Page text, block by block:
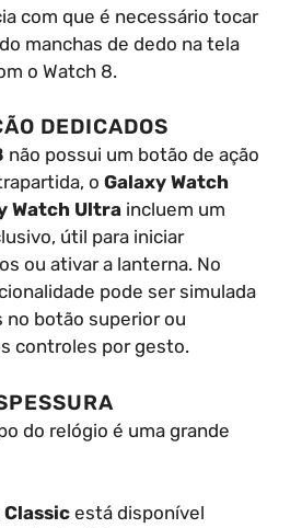
com que é necessário tocar
manchas de dedo na tela
o Watch 8.
DEDICADOS
não possui um botão de ação
o Galaxy Watch
Watch Ultra incluem um
útil para iniciar
ou ativar a lanterna. No
pode ser simulada
botão superior ou
controles por gesto.
do relógio é uma grande
Classic está disponível